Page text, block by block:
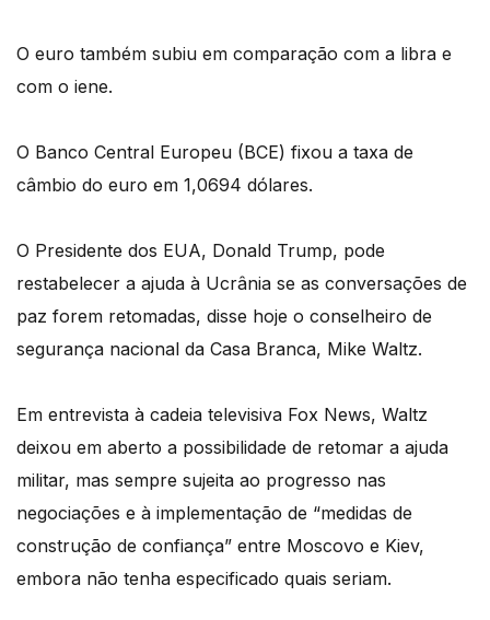
O euro também subiu em comparação com a libra e
com o iene.
O Banco Central Europeu (BCE) fixou a taxa de
câmbio do euro em 1,0694 dólares.
O Presidente dos EUA, Donald Trump, pode
restabelecer a ajuda à Ucrânia se as conversações de
paz forem retomadas, disse hoje o conselheiro de
segurança nacional da Casa Branca, Mike Waltz.
Em entrevista à cadeia televisiva Fox News, Waltz
deixou em aberto a possibilidade de retomar a ajuda
militar, mas sempre sujeita ao progresso nas
negociações e à implementação de “medidas de
construção de confiança” entre Moscovo e Kiev,
embora não tenha especificado quais seriam.